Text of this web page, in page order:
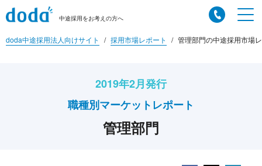
中途採用をお考えの方へ
doda中途採用法人向けサイト 採用市場レポート 管理部門の中途採用市場
2019年2月発行
職種別マーケットレポート
管理部門